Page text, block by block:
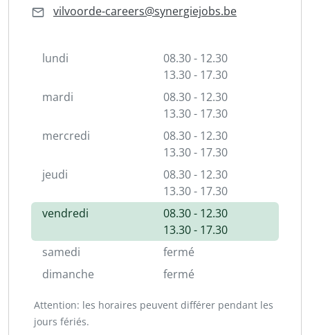
vilvoorde-careers@synergiejobs.be
lundi
08.30 - 12.30
13.30 - 17.30
mardi
08.30 - 12.30
13.30 - 17.30
mercredi
08.30 - 12.30
13.30 - 17.30
jeudi
08.30 - 12.30
13.30 - 17.30
vendredi
08.30 - 12.30
13.30 - 17.30
samedi
fermé
dimanche
fermé
Attention: les horaires peuvent différer pendant les
jours fériés.